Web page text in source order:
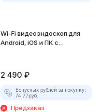
Wi-Fi видеоэндоскоп для
Android, iOS и ПК с
2 490 ₽
Бонусных рублей за покупку:
74.77руб.
Предзаказ